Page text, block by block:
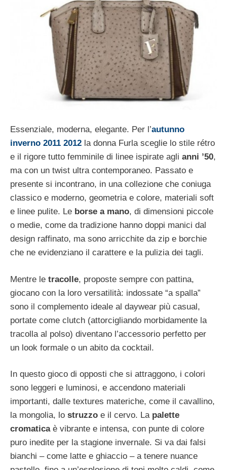
Essenziale, moderna, elegante. Per l’autunno
inverno 2011 2012 la donna Furla sceglie lo stile rétro
e il rigore tutto femminile di linee ispirate agli anni ’50,
ma con un twist ultra contemporaneo. Passato e
presente si incontrano, in una collezione che coniuga
classico e moderno, geometria e colore, materiali soft
e linee pulite. Le borse a mano, di dimensioni piccole
o medie, come da tradizione hanno doppi manici dal
design raffinato, ma sono arricchite da zip e borchie
che ne evidenziano il carattere e la pulizia dei tagli.
Mentre le tracolle, proposte sempre con pattina,
giocano con la loro versatilità: indossate “a spalla”
sono il complemento ideale al daywear più casual,
portate come clutch (attorcigliando morbidamente la
tracolla al polso) diventano l’accessorio perfetto per
un look formale o un abito da cocktail.
In questo gioco di opposti che si attraggono, i colori
sono leggeri e luminosi, e accendono materiali
importanti, dalle textures materiche, come il cavallino,
la mongolia, lo struzzo e il cervo. La palette
cromaticaè vibrante e intensa, con punte di colore
puro inedite per la stagione invernale. Si va dai falsi
bianchi – come latte e ghiaccio – a tenere nuance